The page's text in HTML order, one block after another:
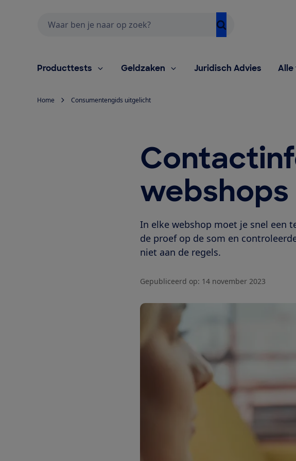
Producttests Geldzaken Juridisch Advies Alle
Home Consumentengids uitgelicht
webshops
In elke webshop moet je snel een
de proef op de som en
niet aan de regels.
Gepubliceerd op: 14 november 2023